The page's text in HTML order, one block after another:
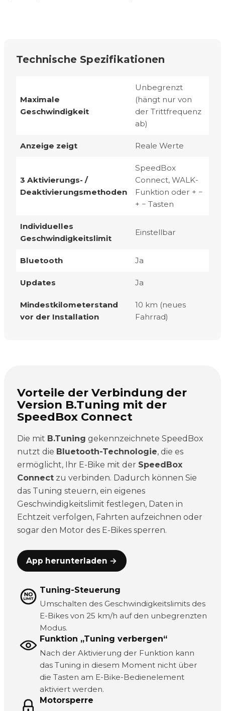
Technische Spezifikationen
Maximale
Geschwindigkeit
Unbegrenzt
(hängt nur von
der Trittfrequenz
ab)
Anzeige zeigt Reale Werte
3 Aktivierungs- /
Deaktivierungsmethoden
SpeedBox
Connect, WALK-
Funktion oder + −
+ − Tasten
Individuelles
Geschwindigkeitslimit
Einstellbar
Bluetooth Ja
Updates Ja
Mindestkilometerstand
vor der Installation
10 km (neues
Fahrrad)
Vorteile der Verbindung der
Version B.Tuning mit der
SpeedBox Connect
Die mit B.Tuning gekennzeichnete SpeedBox
nutzt die Bluetooth-Technologie, die es
ermöglicht, Ihr E-Bike mit der SpeedBox
Connectzu verbinden. Dadurch können Sie
das Tuning steuern, ein eigenes
Geschwindigkeitslimit festlegen, Daten in
Echtzeit verfolgen, Fahrten aufzeichnen oder
sogar den Motor des E-Bikes sperren.
App herunterladen →
Tuning-Steuerung
Umschalten des Geschwindigkeitslimits des
E-Bikes von 25 km/h auf den unbegrenzten
Modus.
Funktion „Tuning verbergen“
Nach der Aktivierung der Funktion kann
das Tuning in diesem Moment nicht über
die Tasten am E-Bike-Bedienelement
aktiviert werden.
Motorsperre